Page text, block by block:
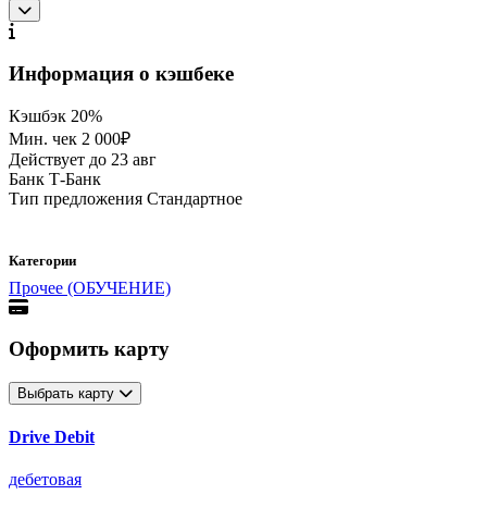
Информация о кэшбеке
Кэшбэк 20%
Мин. чек 2 000₽
Действует до 23 авг
Банк Т-Банк
Тип предложения Стандартное
Категории
Прочее (ОБУЧЕНИЕ)
Оформить карту
Выбрать карту
Drive Debit
дебетовая